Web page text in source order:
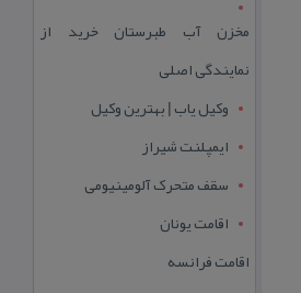
مخزن آب طبرستان خرید از
نمایندگی اصلی
وکیل یاب | بهترین وکیل
ایمپلنت شیراز
سقف متحرک آلومینیومی
اقامت یونان
اقامت فرانسه